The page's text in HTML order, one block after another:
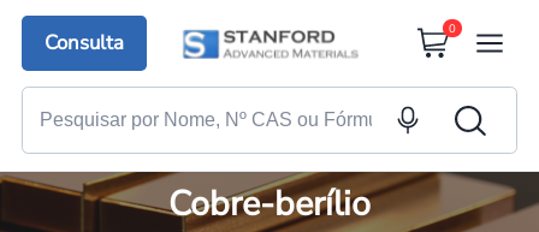
Consulta
0
Cobre-berílio